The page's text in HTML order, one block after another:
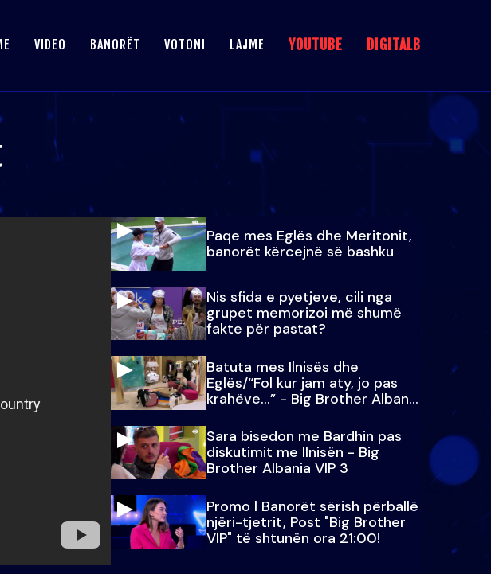
VIDEO BANORËT VOTONI LAJME YOUTUBE DIGITALB
Paqe mes Eglës dhe Meritonit,
banorët kërcejnë së bashku
Nis sfida e pyetjeve, cili nga
grupet memorizoi më shumë
fakte për pastat?
Batuta mes Ilnisës dhe
Eglës/“Fol kur jam aty, jo pas
krahëve…” - Big Brother Albania
VIP 3
Sara bisedon me Bardhin pas
diskutimit me Ilnisën - Big
Brother Albania VIP 3
Promo l Banorët sërish përballë
njëri-tjetrit, Post "Big Brother
VIP" të shtunën ora 21:00!